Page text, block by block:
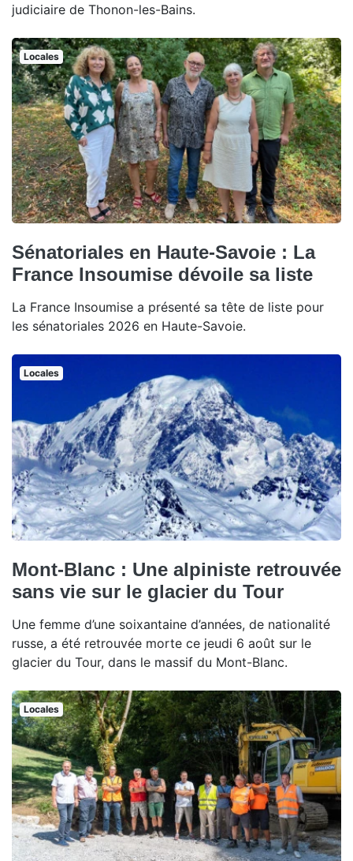
judiciaire de Thonon-les-Bains.
Locales
Sénatoriales en Haute-Savoie : La
France Insoumise dévoile sa liste
La France Insoumise a présenté sa tête de liste pour
les sénatoriales 2026 en Haute-Savoie.
Locales
Mont-Blanc : Une alpiniste retrouvée
sans vie sur le glacier du Tour
Une femme d’une soixantaine d’années, de nationalité
russe, a été retrouvée morte ce jeudi 6 août sur le
glacier du Tour, dans le massif du Mont-Blanc.
Locales